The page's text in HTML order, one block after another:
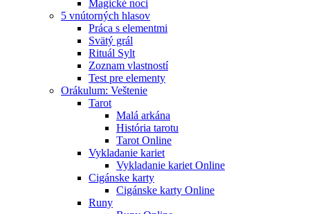
Magické noci
5 vnútorných hlasov
Práca s elementmi
Svätý grál
Rituál Sylt
Zoznam vlastností
Test pre elementy
Orákulum: Veštenie
Tarot
Malá arkána
História tarotu
Tarot Online
Vykladanie kariet
Vykladanie kariet Online
Cigánske karty
Cigánske karty Online
Runy